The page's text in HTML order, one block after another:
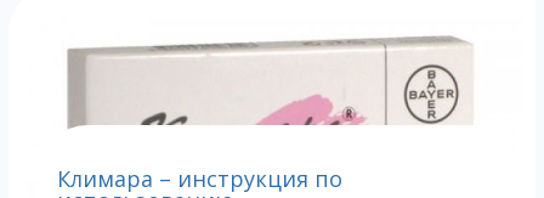
Климара – инструкция по